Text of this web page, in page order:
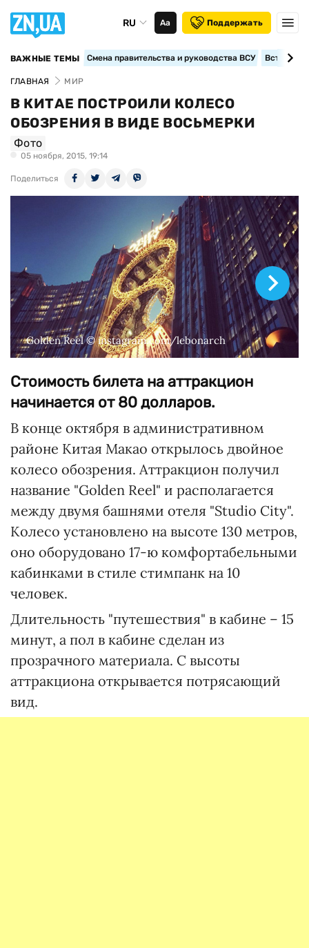
RU Аа Поддержать
ВАЖНЫЕ ТЕМЫ Смена правительства и руководства ВСУ
ГЛАВНАЯ МИР
В КИТАЕ ПОСТРОИЛИ КОЛЕСО
ОБОЗРЕНИЯ В ВИДЕ ВОСЬМЕРКИ
Фото
05 ноября, 2015, 19:14
Поделиться
Golden Reel © instagram.com/lebonarch
Стоимость билета на аттракцион
начинается от 80 долларов.
В конце октября в административном
районе Китая Макао открылось двойное
колесо обозрения. Аттракцион получил
название "Golden Reel" и располагается
между двумя башнями отеля "Studio City".
Колесо установлено на высоте 130 метров,
оно оборудовано 17-ю комфортабельными
кабинками в стиле стимпанк на 10
человек.
Длительность "путешествия" в кабине – 15
минут, а пол в кабине сделан из
прозрачного материала. С высоты
аттракциона открывается потрясающий
вид.